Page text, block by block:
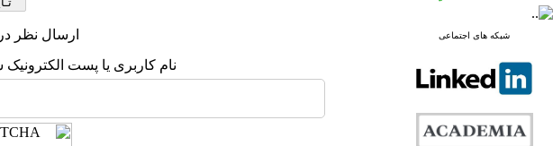
شبکه های اجتماعی
ارسال نظر
نام کاربری یا پست الکترونیک